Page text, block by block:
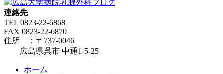
連絡先
TEL 0823-22-6868
FAX 0823-22-6870
住所 ：〒737-0046
広島県呉市 中通1-5-25
ホーム